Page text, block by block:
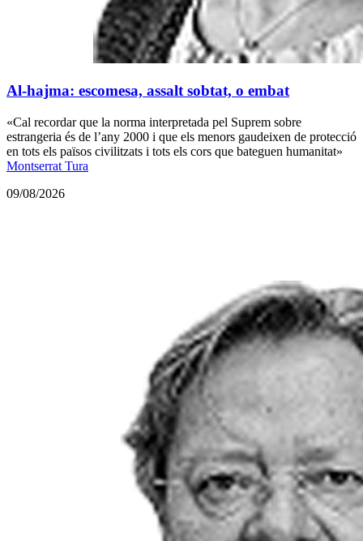
Al-hajma: escomesa, assalt sobtat, o embat
«Cal recordar que la norma interpretada pel Suprem sobre
estrangeria és de l’any 2000 i que els menors gaudeixen de protecció
en tots els països civilitzats i tots els cors que bateguen humanitat»
Montserrat Tura
09/08/2026